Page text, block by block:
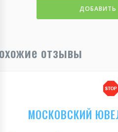
ДОБАВИТЬ
отзывы
МОСКОВСКИЙ